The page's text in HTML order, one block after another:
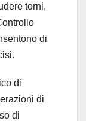
torni,
di
di
di
di